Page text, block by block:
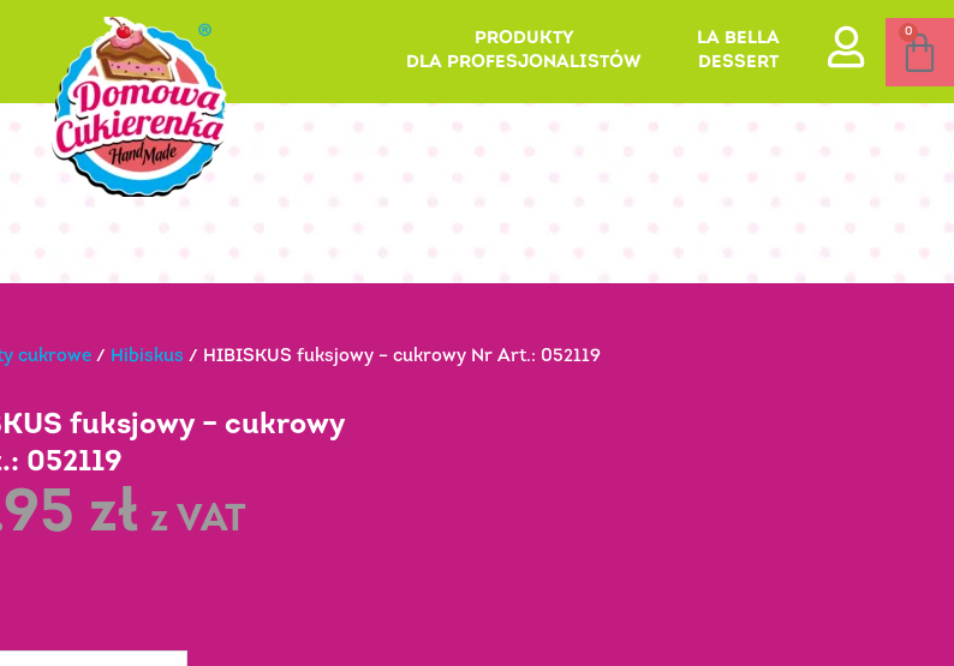
PRODUKTY
DLA PROFESJONALISTÓW
LA BELLA
DESSERT
0
cukrowe / Hibiskus / HIBISKUS fuksjowy – cukrowy Nr Art.: 052119
fuksjowy – cukrowy
052119
zł z VAT